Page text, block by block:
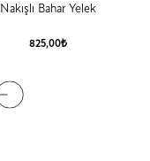
Nakışlı Bahar Yelek
825,00₺